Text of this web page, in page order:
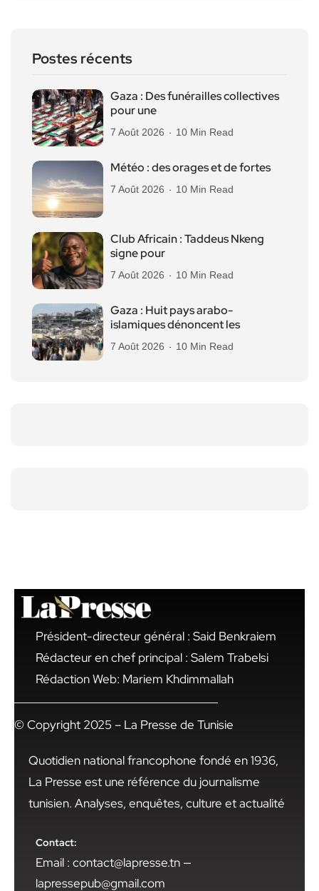
Postes récents
Gaza : Des funérailles collectives
pour une
7 Août 2026 10 Min Read
Météo : des orages et de fortes
7 Août 2026 10 Min Read
Club Africain : Taddeus Nkeng
signe pour
7 Août 2026 10 Min Read
Gaza : Huit pays arabo-
islamiques dénoncent les
7 Août 2026 10 Min Read
Président-directeur général : Said Benkraiem
Rédacteur en chef principal : Salem Trabelsi
Rédaction Web: Mariem Khdimmallah
© Copyright 2025 – La Presse de Tunisie
Quotidien national francophone fondé en 1936,
La Presse est une référence du journalisme
tunisien. Analyses, enquêtes, culture et actualité
Contact:
Email : contact@lapresse.tn —
lapressepub@gmail.com